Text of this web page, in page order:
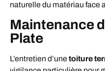
naturelle du matériau face
Maintenance
Plate
L’entretien d’unetoiture